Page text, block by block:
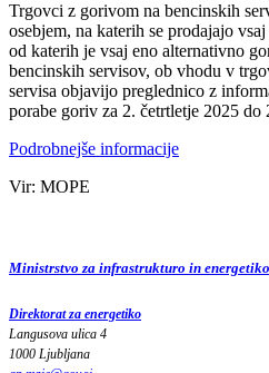
Trgovci z gorivom na bencinskih
osebjem, na katerih se prodajajo
od katerih je vsaj eno alternativno
bencinskih servisov, ob vhodu v
servisa objavijo preglednico z
porabe goriv za 2. četrtletje 2025 do
Podrobnejše informacije
Vir: MOPE
Ministrstvo za infrastrukturo in energetiko
Direktorat za energetiko
Langusova ulica 4
1000 Ljubljana